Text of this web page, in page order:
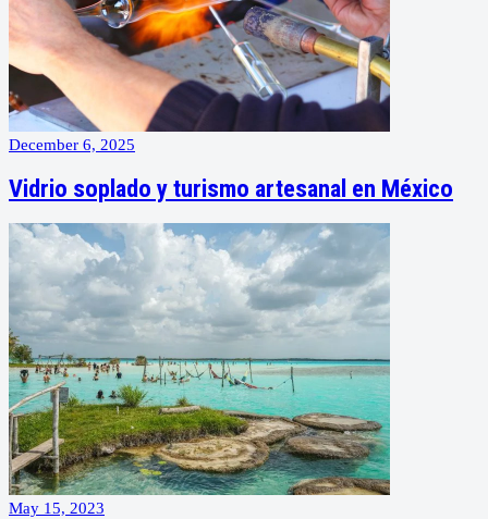
December 6, 2025
Vidrio soplado y turismo artesanal en México
May 15, 2023